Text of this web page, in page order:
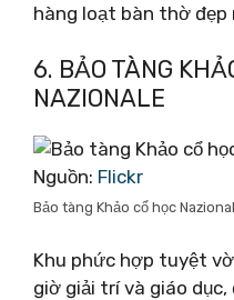
hàng loạt bàn thờ đẹp
6. BẢO TÀNG
NAZIONALE
Nguồn: Flickr
Bảo tàng Khảo cổ học
Khu phức hợp tuyệt
giờ giải trí và giáo